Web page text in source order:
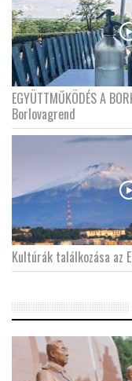
EGYÜTTMŰKÖDÉS A
Borlovagrend
Kultúrák találkozása az